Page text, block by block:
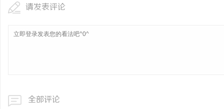
请发表评论
全部评论